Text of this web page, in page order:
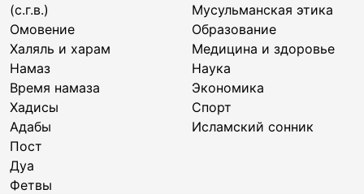
(с.г.в.)
Омовение
Халяль и харам
Намаз
Время намаза
Хадисы
Адабы
Пост
Дуа
Фетвы
Мусульманская этика
Образование
Медицина и здоровье
Наука
Экономика
Спорт
Исламский сонник